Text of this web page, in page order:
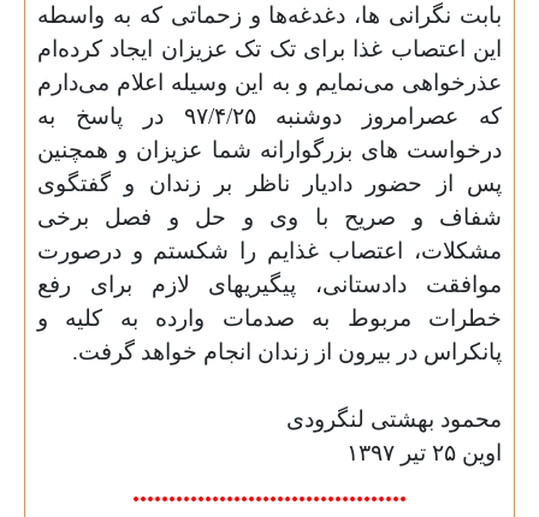
بابت نگرانی ها، دغدغه‌ها و زحماتی که به واسطه
این اعتصاب غذا برای تک تک عزیزان ایجاد کرده‌ام
عذرخواهی می‌نمایم و به این وسیله اعلام می‌دارم
که عصرامروز دوشنبه ۹۷/۴/۲۵ در پاسخ به
درخواست های بزرگوارانه شما عزیزان و همچنین
پس از حضور دادیار ناظر بر زندان و گفتگوی
شفاف و صریح با وی و حل و فصل برخی
مشکلات، اعتصاب غذایم را شکستم و درصورت
موافقت دادستانی، پیگیریهای لازم برای رفع
خطرات مربوط به صدمات وارده به کلیه و
پانکراس در بیرون از زندان انجام خواهد گرفت.
محمود بهشتی لنگرودی
اوین ٢۵ تیر ١٣٩٧
......................................